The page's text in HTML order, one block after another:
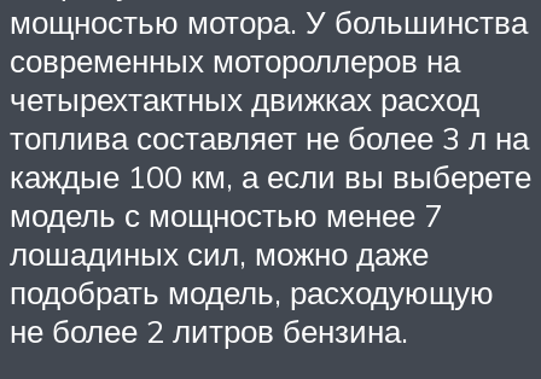
мощностью мотора. У большинства
современных мотороллеров на
четырехтактных движках расход
топлива составляет не более 3 л на
каждые 100 км, а если вы выберете
модель с мощностью менее 7
лошадиных сил, можно даже
подобрать модель, расходующую
не более 2 литров бензина.